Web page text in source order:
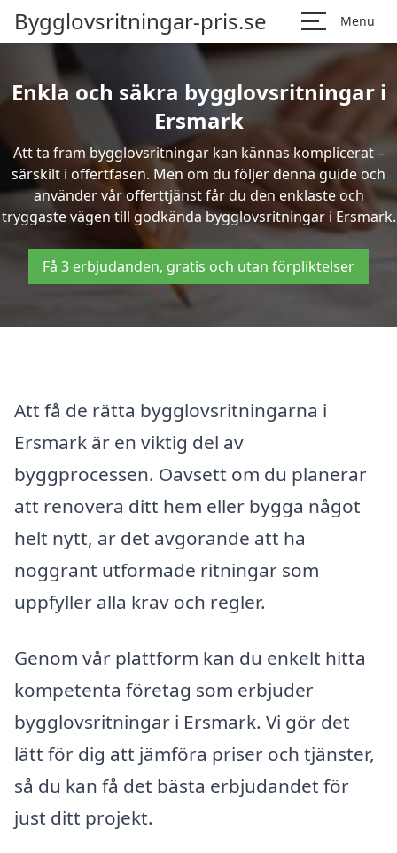
Bygglovsritningar-pris.se Menu
Enkla och säkra bygglovsritningar i
Ersmark
Att ta fram bygglovsritningar kan kännas komplicerat –
särskilt i offertfasen. Men om du följer denna guide och
använder vår offerttjänst får du den enklaste och
tryggaste vägen till godkända bygglovsritningar i Ersmark.
Få 3 erbjudanden, gratis och utan förpliktelser
Att få de rätta bygglovsritningarna i
Ersmark är en viktig del av
byggprocessen. Oavsett om du planerar
att renovera ditt hem eller bygga något
helt nytt, är det avgörande att ha
noggrant utformade ritningar som
uppfyller alla krav och regler.
Genom vår plattform kan du enkelt hitta
kompetenta företag som erbjuder
bygglovsritningar i Ersmark. Vi gör det
lätt för dig att jämföra priser och tjänster,
så du kan få det bästa erbjudandet för
just ditt projekt.